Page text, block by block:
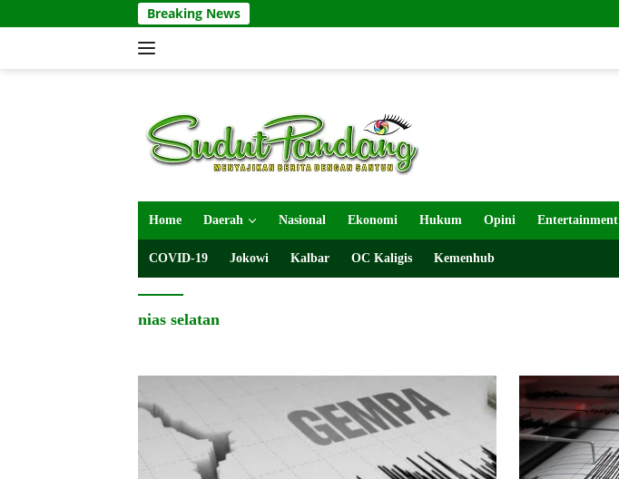
ke
Breaking News
Home Daerah Nasional Ekonomi Hukum Opini Entertainment
COVID-19 Jokowi Kalbar OC Kaligis Kemenhub
nias selatan